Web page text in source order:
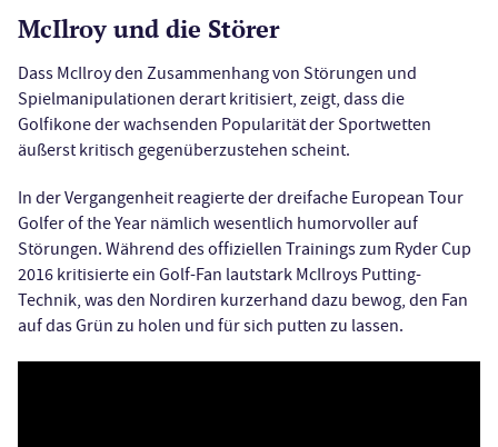
McIlroy und die Störer
Dass McIlroy den Zusammenhang von Störungen und
Spielmanipulationen derart kritisiert, zeigt, dass die
Golfikone der wachsenden Popularität der Sportwetten
äußerst kritisch gegenüberzustehen scheint.
In der Vergangenheit reagierte der dreifache European Tour
Golfer of the Year nämlich wesentlich humorvoller auf
Störungen. Während des offiziellen Trainings zum Ryder Cup
2016 kritisierte ein Golf-Fan lautstark McIlroys Putting-
Technik, was den Nordiren kurzerhand dazu bewog, den Fan
auf das Grün zu holen und für sich putten zu lassen.